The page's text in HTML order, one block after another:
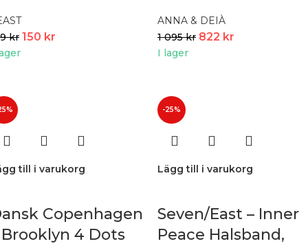
kr 150 kr
ANNA & DEIÀ
1 095kr 822 kr
I lager
till i varukorg
Copenhagen
Brooklyn 4 Dots
-25%
Lägg till i varukorg
Seven/East – Inner
Peace Halsband,